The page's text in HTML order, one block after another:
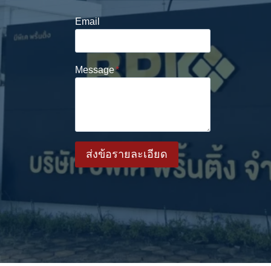
Email
Message*
ส่งข้อรายละเอียด